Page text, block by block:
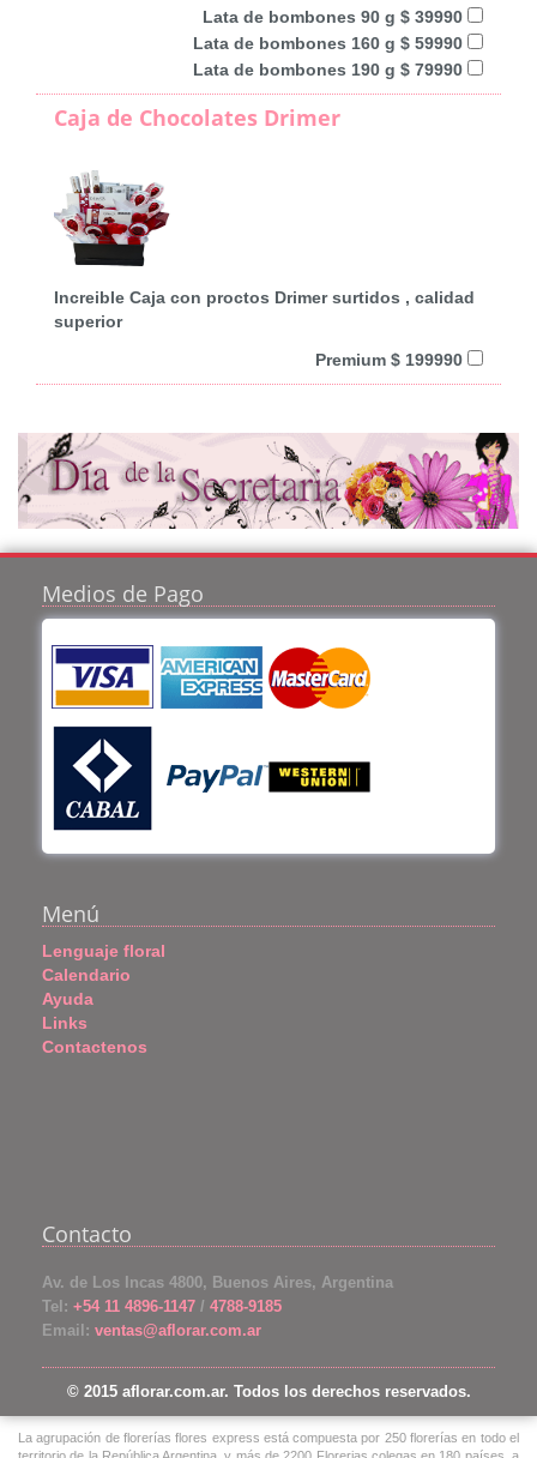
Lata de bombones 90 g $ 39990
Lata de bombones 160 g $ 59990
Lata de bombones 190 g $ 79990
Caja de Chocolates Drimer
Increible Caja con proctos Drimer surtidos , calidad
superior
Premium $ 199990
Medios de Pago
Menú
Lenguaje floral
Calendario
Ayuda
Links
Contactenos
Contacto
Av. de Los Incas 4800, Buenos Aires, Argentina
Tel: +54 11 4896-1147 / 4788-9185
Email: ventas@aflorar.com.ar
© 2015 aflorar.com.ar. Todos los derechos reservados.
La agrupación de florerías flores express está compuesta por 250 florerías en todo el